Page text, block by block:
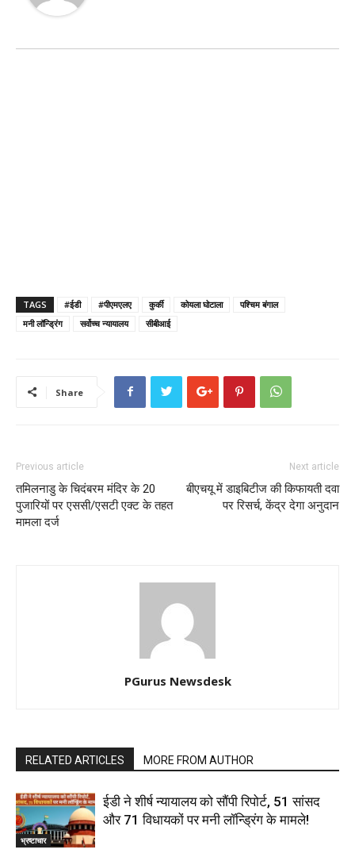
TAGS #ईडी #पीएमएलए कुर्की कोयला घोटाला
पश्चिम बंगाल
मनी लॉन्ड्रिंग
सर्वोच्च न्यायालय सीबीआई
Share
Previous article
तमिलनाडु के चिदंबरम मंदिर के 20
पुजारियों पर एससी/एसटी एक्ट के तहत
मामला दर्ज
Next article
बीएचयू में डाइबिटीज की किफायती दवा
पर रिसर्च, केंद्र देगा अनुदान
PGurus Newsdesk
RELATED ARTICLES MORE FROM AUTHOR
भ्रष्टाचार
ईडी ने शीर्ष न्यायालय को सौंपी रिपोर्ट, 51 सांसद
और 71 विधायकों पर मनी लॉन्ड्रिंग के मामले!